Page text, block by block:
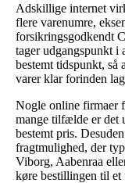
Adskillige internet
flere varenumre,
forsikringsgodkendt
tager udgangspunkt i
bestemt tidspunkt, så
varer klar forinden
Nogle online firmaer
mange tilfælde er det
bestemt pris.
fragtmulighed, der
Viborg, Aabenraa
køre bestillingen til et